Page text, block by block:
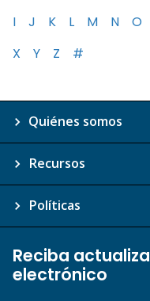
I
J K L M N O
X
Y Z #
Quiénes somos
Recursos
Políticas
Reciba
electrónico